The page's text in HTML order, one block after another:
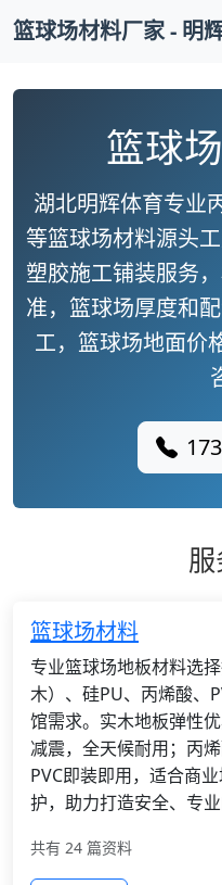
篮球场材料厂家 - 明
篮球
湖北明辉体育专业
等篮球场材料源头
塑胶施工铺装服务
准，篮球场厚度和
工，篮球场地面价
篮球场材料
专业篮球场地板材料选
木）、硅PU、丙烯酸、
馆需求。实木地板弹性
减震，全天候耐用；丙
PVC即装即用，适合商
护，助力打造安全、专业
共有 24 篇资料